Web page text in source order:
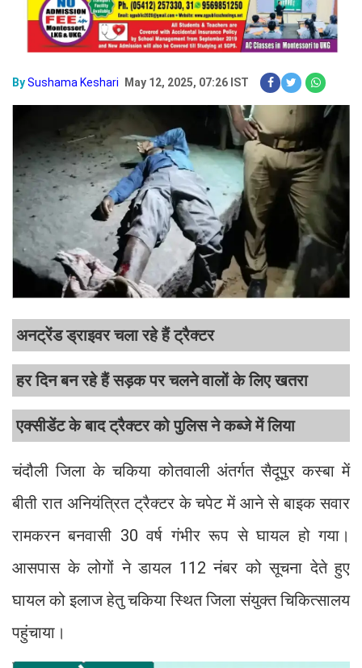
BySushama Keshari May 12, 2025, 07:26 IST
अनट्रेंड ड्राइवर चला रहे हैं ट्रैक्टर
हर दिन बन रहे हैं सड़क पर चलने वालों के लिए खतरा
एक्सीडेंट के बाद ट्रैक्टर को पुलिस ने कब्जे में लिया
चंदौली जिला के चकिया कोतवाली अंतर्गत सैदूपुर कस्बा में
बीती रात अनियंत्रित ट्रैक्टर के चपेट में आने से बाइक सवार
रामकरन बनवासी 30 वर्ष गंभीर रूप से घायल हो गया।
आसपास के लोगों ने डायल 112 नंबर को सूचना देते हुए
घायल को इलाज हेतु चकिया स्थित जिला संयुक्त चिकित्सालय
पहुंचाया।